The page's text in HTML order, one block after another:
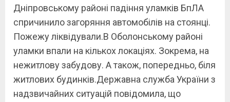
Дніпровському районі падіння уламків БпЛА
спричинило загоряння автомобілів на стоянці.
Пожежу ліквідували.В Оболонському районі
уламки впали на кількох локаціях. Зокрема, на
нежитлову забудову. А також, попередньо, біля
житлових будинків.Державна служба України з
надзвичайних ситуацій повідомила, що